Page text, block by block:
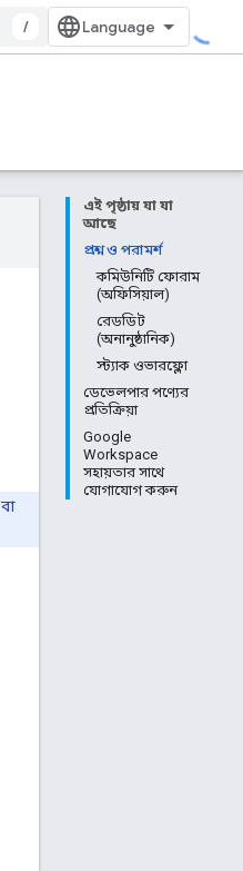
/
এই পৃষ্ঠায় যা যা
আছে
প্রশ্ন ও পরামর্শ
কমিউনিটি ফোরাম
(অফিসিয়াল)
রেডডিট
(অনানুষ্ঠানিক)
স্ট্যাক ওভারফ্লো
ডেভেলপার পণ্যের
প্রতিক্রিয়া
Google
Workspace
সহায়তার সাথে
যোগাযোগ করুন
বা